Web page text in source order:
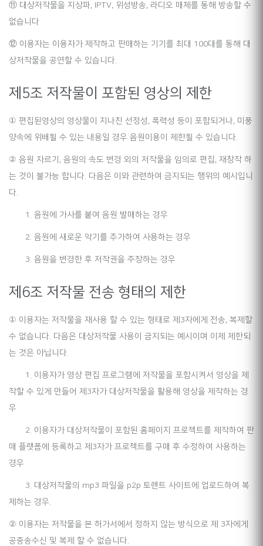
⑪ 대상저작물을 지상파, IPTV, 위성방송, 라디오 매체를 통해 방송할 수
없습니다
⑫ 이용자는 이용자가 제작하고 판매하는 기기를 최대 100대를 통해 대
상저작물을 공연할 수 있습니다.
제5조 저작물이 포함된 영상의 제한
① 편집된영상의 영상물이 지나친 선정성, 폭력성 등이 포함되거나, 미풍
양속에 위배될 수 있는 내용일 경우 음원이용이 제한될 수 있습니다.
② 음원 자르기, 음원의 속도 변경 외의 저작물을 임의로 편집, 재창작 하
는 것이 불가능 합니다. 다음은 이와 관련하여 금지되는 행위의 예시입니
다.
1. 음원에 가사를 붙여 음원 발매하는 경우
2. 음원에 새로운 악기를 추가하여 사용하는 경우
3. 음원을 변경한 후 저작권을 주장하는 경우
제6조 저작물 전송 형태의 제한
① 이용자는 저작물을 재사용 할 수 있는 형태로 제3자에게 전송, 복제할
수 없습니다. 다음은 대상저작물 사용이 금지되는 예시이며 이제 제한되
는 것은 아닙니다.
1. 이용자가 영상 편집 프로그램에 저작물을 포함시켜서 영상을 제
작할 수 있게 만들어 제3자가 대상저작물을 활용해 영상을 제작하는 경
우
2. 이용자가 대상저작물이 포함된 홈페이지 프로젝트를 제작하여 판
매 플랫폼에 등록하고 제3자가 프로젝트를 구매 후 수정하여 사용하는
경우
3. 대상저작물의 mp3 파일을 p2p 토렌트 사이트에 업로드하여 복
제하는 경우.
② 이용자는 저작물을 본 허가서에서 정하지 않는 방식으로 제 3자에게
공중송수신 및 복제 할 수 없습니다.